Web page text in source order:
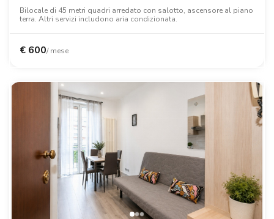
Bilocale di 45 metri quadri arredato con salotto, ascensore al piano
terra. Altri servizi includono aria condizionata.
€ 600/ mese